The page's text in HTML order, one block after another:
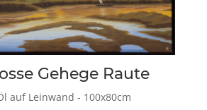
Gehege Raute
auf Leinwand - 100x80cm